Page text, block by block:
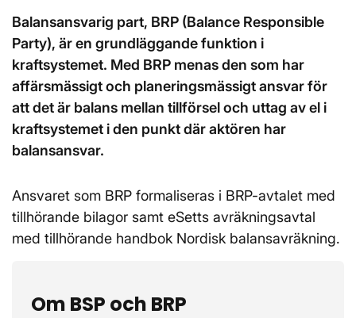
Balansansvarig part, BRP (Balance Responsible
Party), är en grundläggande funktion i
kraftsystemet. Med BRP menas den som har
affärsmässigt och planeringsmässigt ansvar för
att det är balans mellan tillförsel och uttag av el i
kraftsystemet i den punkt där aktören har
balansansvar.
Ansvaret som BRP formaliseras i BRP-avtalet med
tillhörande bilagor samt eSetts avräkningsavtal
med tillhörande handbok Nordisk balansavräkning.
Om BSP och BRP